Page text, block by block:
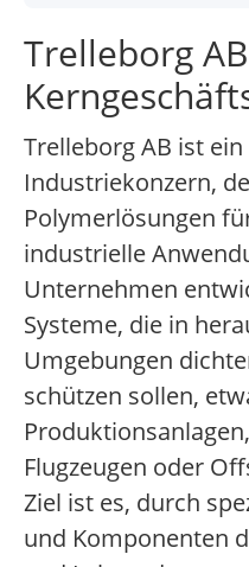
Trelleborg
Trelleborg AB ist
Industriekonzern,
Polymerlösungen
industrielle
Unternehmen
Systeme, die in
Umgebungen
schützen sollen,
Flugzeugen oder
Ziel ist es, durch
und Komponenten